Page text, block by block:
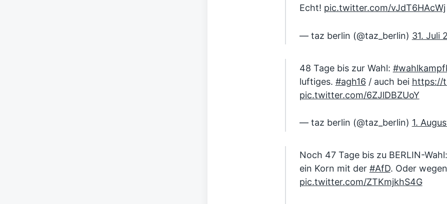
Echt! pic.twitter.com/vJdT6HAcWj
— taz berlin (@taz_berlin) 31. Juli
48 Tage bis zur Wahl:
luftiges. #agh16 / auch bei https://
pic.twitter.com/6ZJlDBZUoY
— taz berlin (@taz_berlin) 1.
Noch 47 Tage bis zu BERLIN-Wahl:
ein Korn mit der #AfD. Oder
pic.twitter.com/ZTKmjkhS4G